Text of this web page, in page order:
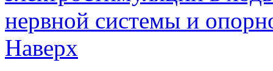
нервной системы и
Наверх